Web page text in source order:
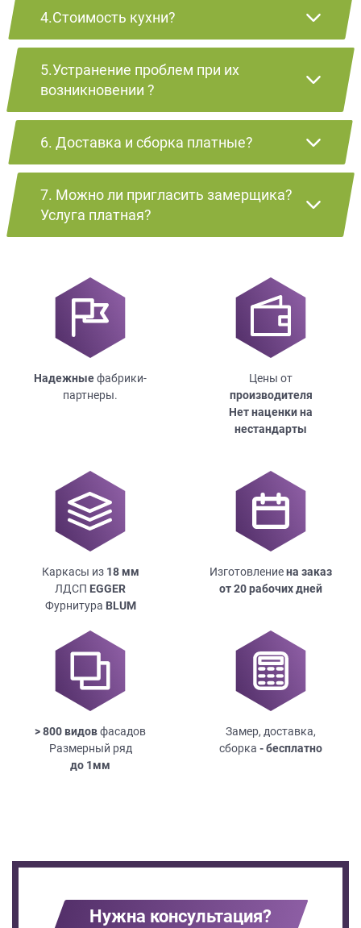
4.Стоимость кухни?
5.Устранение проблем при их
возникновении ?
6. Доставка и сборка платные?
7. Можно ли пригласить замерщика?
Услуга платная?
Надежныефабрики-
партнеры.
Цены от
производителя
Нет наценки на
нестандарты
Каркасы из 18мм
ЛДСП EGGER
Фурнитура BLUM
Изготовлениена заказ
от 20 рабочих дней
> 800 видовфасадов
Размерный ряд
до 1мм
Замер, доставка,
сборка - бесплатно
Нужна консультация?